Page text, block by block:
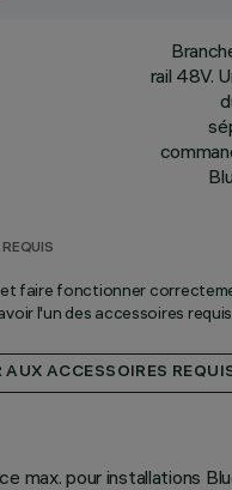
rail 48V.
faire fonctionner
l'un des accessoires requis
AUX ACCESSOIRES
max. pour installations